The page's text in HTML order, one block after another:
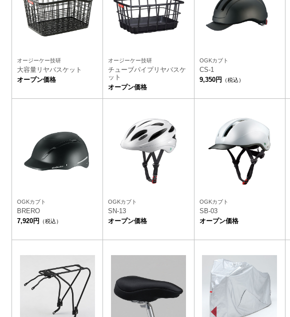
オージーケー技研
大容量リヤバスケット
オープン価格
オージーケー技研
チューブパイプリヤバスケ
ット
オープン価格
OGKカブト
CS-1
9,350円
（税込）
OGKカブト
BRERO
7,920円
（税込）
OGKカブト
SN-13
オープン価格
OGKカブト
SB-03
オープン価格